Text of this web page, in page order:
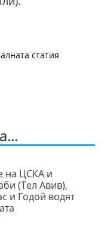
статия
на ЦСКА и
(Тел Авив),
и Годой водят